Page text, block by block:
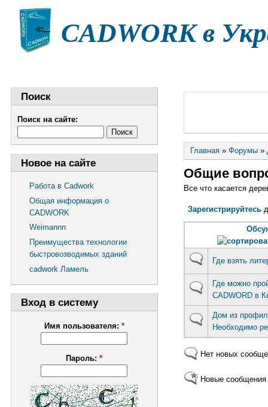
CADWORK в
Поиск
Поиск на сайте:
Новое на сайте
Работа в Cadwork
Общая информация о
CADWORK
Weimannn
Преимущества технологии
быстровозводимых зданий
cadwork Ламель
Вход в систему
Имя пользователя: *
Пароль:*
Главная »Форумы »
Общие
Все что касается
Зарегистрируйтесь
Где взять
Где можно
CADWORD в
Дом из
Необходимо
Нет новых
Новые сообщения